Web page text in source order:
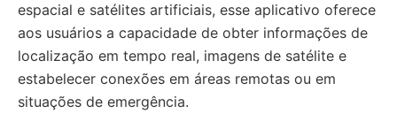
espacial e satélites artificiais, esse aplicativo oferece
aos usuários a capacidade de obter informações de
localização em tempo real, imagens de satélite e
estabelecer conexões em áreas remotas ou em
situações de emergência.